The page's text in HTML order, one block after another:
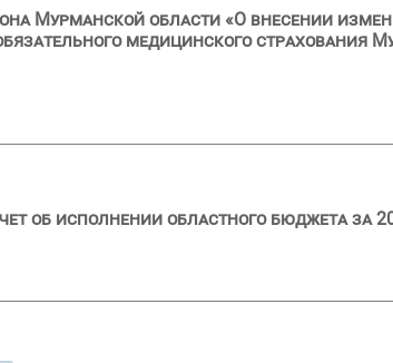
Мурманской области «О внесении
медицинского страхования
об исполнении областного бюджета за